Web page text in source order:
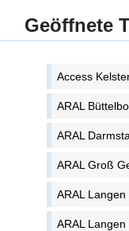
Geöffnete
Access
ARAL
ARAL
ARAL Groß
ARAL
ARAL Langen